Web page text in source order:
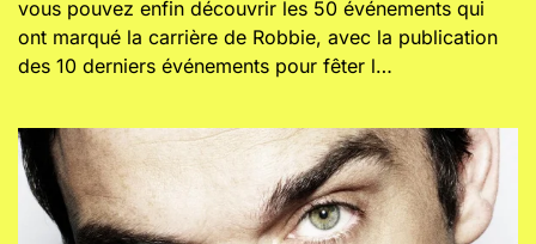
vous pouvez enfin découvrir les 50 événements qui
ont marqué la carrière de Robbie, avec la publication
des 10 derniers événements pour fêter l…